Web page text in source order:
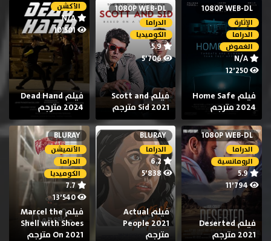
1080P WEB-DL
الإثارة
الدراما
الغموض
فيلم Home Safe
2024 مترجم
1080P WEB-DL
الدراما
الكوميديا
5.9
5٬706
فيلم Scott and
Sid 2021 مترجم
الأكشن
N/A
فيلم Dead Hand
2024 مترجم
1080P WEB-DL
الدراما
الرومانسية
5.9
11٬794
فيلم Deserted
2021 مترجم
BLURAY
الدراما
6.2
5٬838
فيلم Actual
People 2021
مترجم
BLURAY
الأنميشن
الدراما
الكوميديا
7.7
13٬540
فيلم Marcel the
Shell with Shoes
On 2021 مترجم